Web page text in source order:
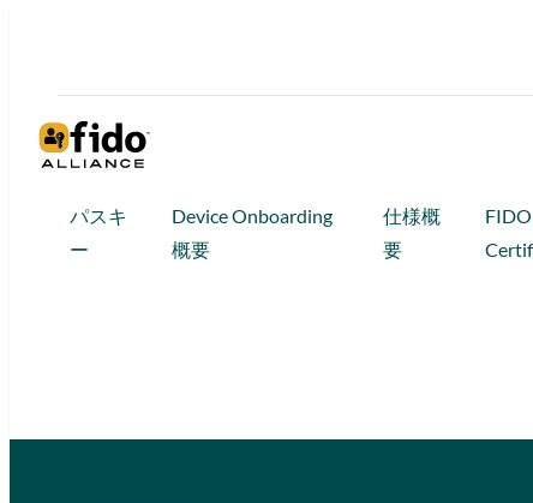
パスキ
ー
Device Onboarding
概要
仕様概
要
FIDO